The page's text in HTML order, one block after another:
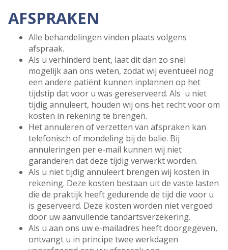
AFSPRAKEN
Alle behandelingen vinden plaats volgens
afspraak.
Als u verhinderd bent, laat dit dan zo snel
mogelijk aan ons weten, zodat wij eventueel nog
een andere patiënt kunnen inplannen op het
tijdstip dat voor u was gereserveerd. Als u niet
tijdig annuleert, houden wij ons het recht voor om
kosten in rekening te brengen.
Het annuleren of verzetten van afspraken kan
telefonisch of mondeling bij de balie. Bij
annuleringen per e-mail kunnen wij niet
garanderen dat deze tijdig verwerkt worden.
Als u niet tijdig annuleert brengen wij kosten in
rekening. Deze kosten bestaan uit de vaste lasten
die de praktijk heeft gedurende de tijd die voor u
is geserveerd. Deze kosten worden niet vergoed
door uw aanvullende tandartsverzekering.
Als u aan ons uw e-mailadres heeft doorgegeven,
ontvangt u in principe twee werkdagen